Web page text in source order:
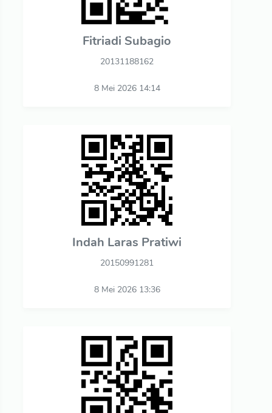
Fitriadi Subagio
20131188162
8 Mei 2026 14:14
Indah Laras Pratiwi
20150991281
8 Mei 2026 13:36